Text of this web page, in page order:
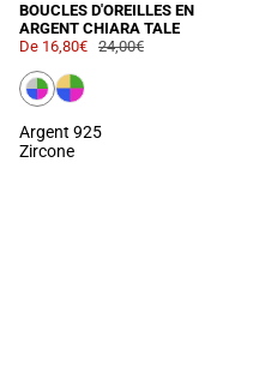
BOUCLES D'OREILLES EN
ARGENT CHIARA TALE
De 16,80€ 24,00€
Argent 925
Zircone